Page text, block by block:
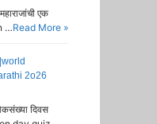
एक
…Read More »
2o26
दिवस